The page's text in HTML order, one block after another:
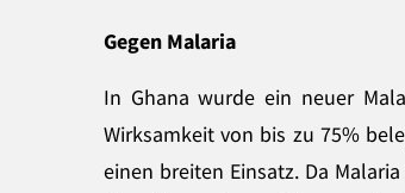
Gegen Malaria
In Ghana wurde ein neuer
Wirksamkeit von bis zu 75%
einen breiten Einsatz. Da